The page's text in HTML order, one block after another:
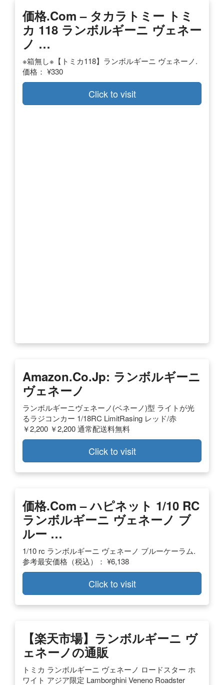
価格.com – タカラトミー トミ
カ 118 ランボルギーニ ヴェネー
ノ …
※箱無し※【トミカ118】ランボルギーニ ヴェネーノ.
価格： ¥330
Click to visit
Amazon.co.jp: ランボルギーニ
ヴェネーノ
ランボルギーニヴェネーノ(ベネーノ)型 ライトが光
るラジコンカー 1/18RC LimitRasing レッド/赤
￥2,200 ￥2,200 通常配送料無料
Click to visit
価格.com – ハピネット 1/10 RC
ランボルギーニ ヴェネーノ ブ
ルー …
1/10 rc ランボルギーニ ヴェネーノ ブルーケーラム.
参考最安価格（税込）： ¥6,138
Click to visit
【楽天市場】ランボルギーニ ヴ
ェネーノの通販
トミカ ランボルギーニ ヴェネーノ ロードスター ホ
ワイト アジア限定 Lamborghini Veneno Roadster